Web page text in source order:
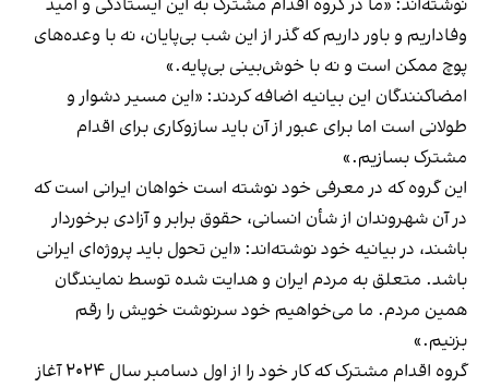
وفاداریم و باور داریم که گذر از این شب بی‌پایان، نه با وعده‌های
پوچ ممکن است و نه با خوش‌بینی بی‌پایه.»
امضاکنندگان این بیانیه اضافه کردند: «این مسیر دشوار و
طولانی است اما برای عبور از آن باید سازوکاری برای اقدام
مشترک بسازیم.»
این گروه که در معرفی خود نوشته است خواهان ایرانی است که
در آن شهروندان از شأن انسانی، حقوق برابر و آزادی‌ برخوردار
باشند، در بیانیه خود نوشته‌اند: «این تحول باید پروژه‌ای ایرانی
باشد. متعلق به مردم ایران و هدایت شده توسط نمایندگان
همین مردم. ما می‌خواهیم خود سرنوشت خویش را رقم
بزنیم.»
گروه اقدام مشترک که کار خود را از اول دسامبر سال ۲۰۲۴ آغاز